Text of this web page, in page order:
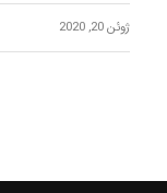
ژوئن 20, 2020